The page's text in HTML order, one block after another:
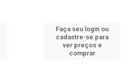
Faça seu login ou
cadastre-se para
ver preços e
comprar